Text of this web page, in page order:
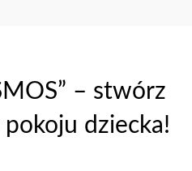
– stwórz
dziecka!